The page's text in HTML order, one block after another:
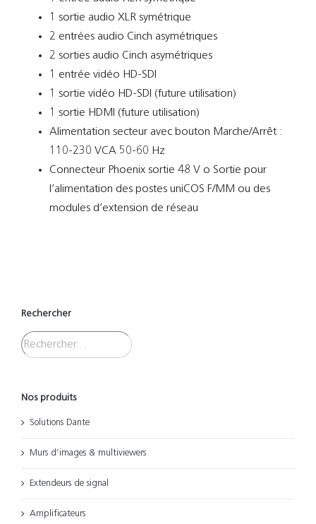
1 sortie audio XLR symétrique
2 entrées audio Cinch asymétriques
2 sorties audio Cinch asymétriques
1 entrée vidéo HD-SDI
1 sortie vidéo HD-SDI (future utilisation)
1 sortie HDMI (future utilisation)
Alimentation secteur avec bouton Marche/Arrêt :
110-230 VCA 50-60 Hz
Connecteur Phoenix sortie 48 V o Sortie pour
l’alimentation des postes uniCOS F/MM ou des
modules d’extension de réseau
Rechercher
Nos produits
Solutions Dante
Murs d’images & multiviewers
Extendeurs de signal
Amplificateurs